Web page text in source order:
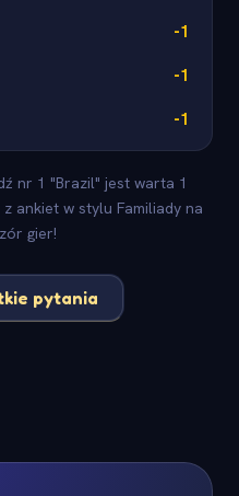
-1
-1
-1
nr 1 "Brazil" jest warta 1
ankiet w stylu Familiady na
gier!
pytania